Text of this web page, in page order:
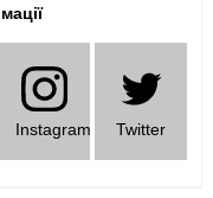
Instagram Twitter